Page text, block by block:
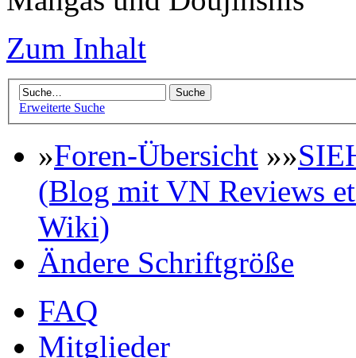
Zum Inhalt
Erweiterte Suche
»Foren-Übersicht »»
(Blog mit VN Reviews
Wiki)
Ändere Schriftgröße
FAQ
Mitglieder